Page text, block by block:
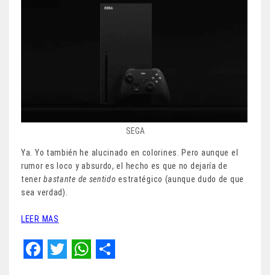
SEGA
Ya. Yo también he alucinado en colorines. Pero aunque el
rumor es loco y absurdo, el hecho es que no dejaría de
tenerbastante de sentidoestratégico (aunque dudo de que
sea verdad).
LEER MAS